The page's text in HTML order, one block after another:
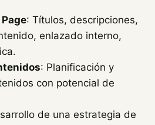
: Títulos, descripciones,
enlazado interno,
: Planificación y
con potencial de
de una estrategia de